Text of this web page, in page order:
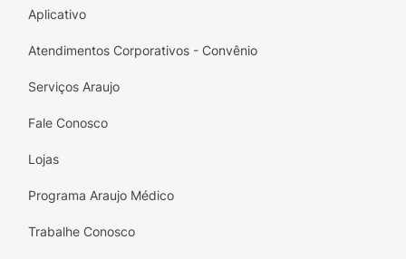
sabor framboesa, a escolha inteligente para
Aplicativo
Atendimentos Corporativos - Convênio
Serviços Araujo
Fale Conosco
Lojas
Programa Araujo Médico
Trabalhe Conosco